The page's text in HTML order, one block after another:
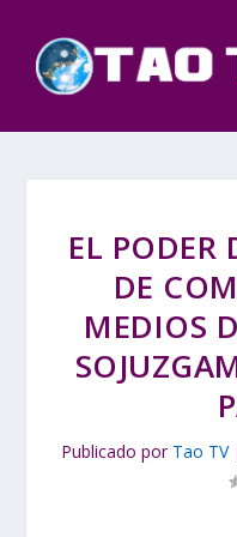
EL PODER
DE
MEDIOS
Publicado por Tao TV